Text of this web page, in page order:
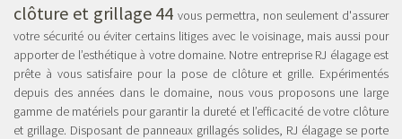
clôture et grillage 44 vous permettra, non seulement d'assurer
votre sécurité ou éviter certains litiges avec le voisinage, mais aussi pour
apporter de l’esthétique à votre domaine. Notre entreprise RJ élagage est
prête à vous satisfaire pour la pose de clôture et grille. Expérimentés
depuis des années dans le domaine, nous vous proposons une large
gamme de matériels pour garantir la dureté et l’efficacité de votre clôture
et grillage. Disposant de panneaux grillagés solides, RJ élagage se porte